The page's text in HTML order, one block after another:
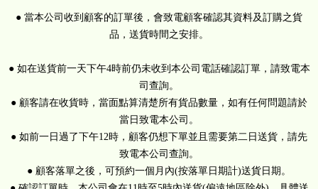
● 當本公司收到顧客的訂單後，會致電顧客確認其資料及訂購之貨
品，送貨時間之安排。
● 如在送貨前一天下午4時前仍未收到本公司電話確認訂單，請致電本
司查詢。
● 顧客請在收貨時，當面點算清楚所有貨品數量，如有任何問題請於
當日致電本公司。
● 如前一日過了下午12時，顧客仍想下單並且需要第二日送貨，請先
致電本公司查詢。
● 顧客落單之後，可預約一個月內(按落單日期計)送貨日期。